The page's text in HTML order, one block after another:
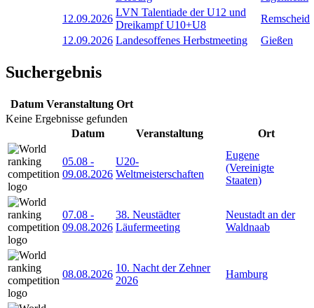
12.09.2026
LVN Talentiade der U12 und
Dreikampf U10+U8
Remscheid
12.09.2026 Landesoffenes Herbstmeeting Gießen
Suchergebnis
Datum Veranstaltung Ort
Keine Ergebnisse gefunden
Datum
Veranstaltung Ort
05.08 -
09.08.2026
U20-
Weltmeisterschaften
Eugene
(Vereinigte
Staaten)
07.08 -
09.08.2026
38. Neustädter
Läufermeeting
Neustadt an der
Waldnaab
08.08.2026
10. Nacht der Zehner
2026
Hamburg